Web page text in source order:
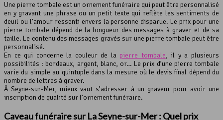
Une pierre tombale est un ornement funéraire qui peut être personnalisé
en y gravant une phrase ou un petit texte qui reflète les sentiments de
deuil ou l’amour ressenti envers la personne disparue. Le prix pour une
pierre tombale dépend de la longueur des messages à graver et de sa
taille. Le contenu des messages gravés sur une pierre tombale peut être
personnalisé.
En ce qui concerne la couleur de la pierre tombale, il y a plusieurs
possibilités : bordeaux, argent, blanc, or… Le prix d’une pierre tombale
varie du simple au quintuple dans la mesure où le devis final dépend du
nombre de lettres à graver.
À Seyne-sur-Mer, mieux vaut s’adresser à un graveur pour avoir une
inscription de qualité sur l’ornement funéraire.
Caveau funéraire sur La Seyne-sur-Mer : Quel prix